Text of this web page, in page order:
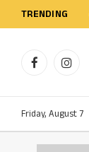
TRENDING
Facebook
Friday, August 7